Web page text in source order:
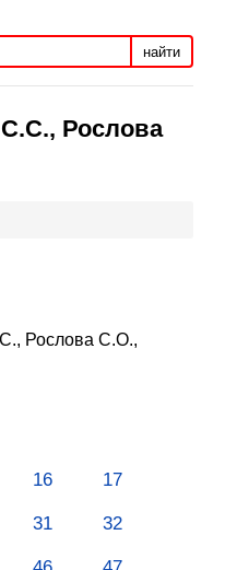
найти
Рослова
Рослова С.О.,
16 17
31 32